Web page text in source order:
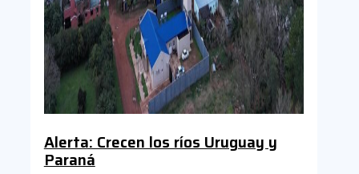
Alerta: Crecen los ríos Uruguay y
Paraná